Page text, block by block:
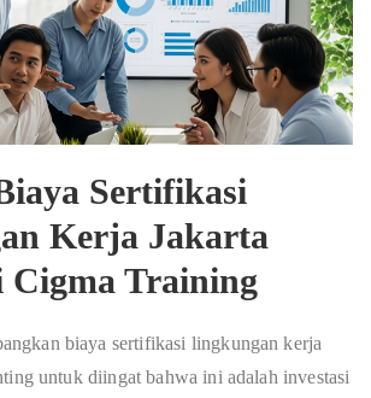
Sertifikasi
Kerja Jakarta
Cigma Training
biaya sertifikasi lingkungan kerja
untuk diingat bahwa ini adalah investasi